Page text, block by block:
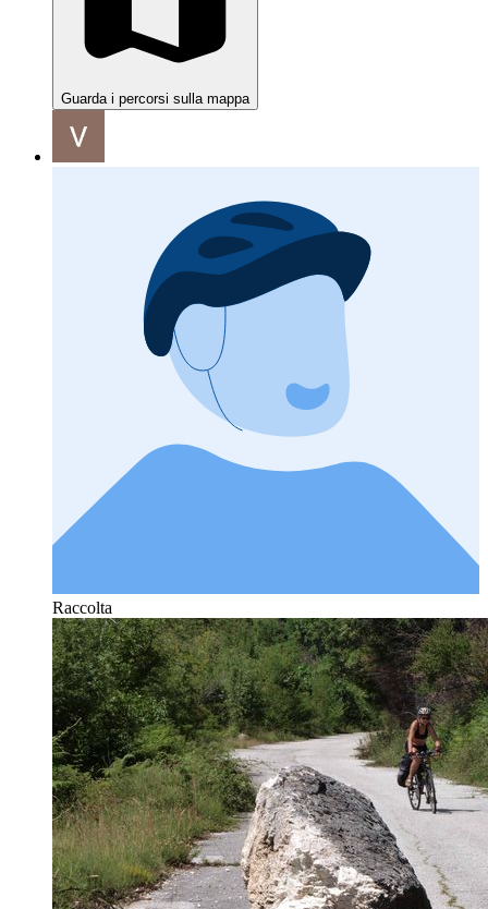
Guarda i percorsi sulla mappa
Raccolta